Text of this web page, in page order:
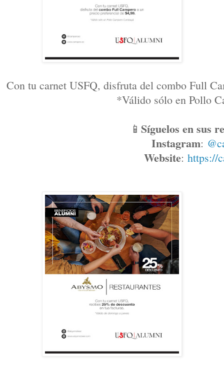
Con tu carnet USFQ, disfruta del combo Full
*Válido sólo en Pollo
📱 Síguelos en sus
Instagram:
Website: https://